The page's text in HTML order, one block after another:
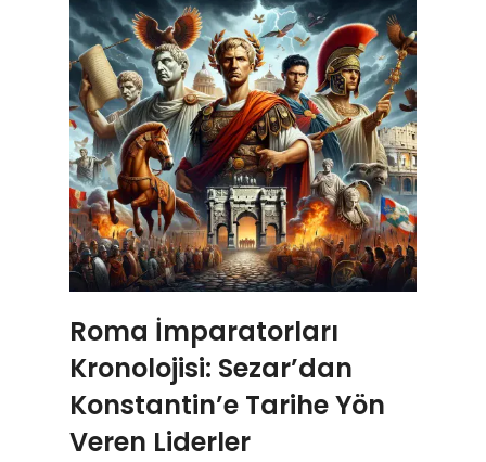
Roma İmparatorları
Kronolojisi: Sezar’dan
Konstantin’e Tarihe Yön
Veren Liderler